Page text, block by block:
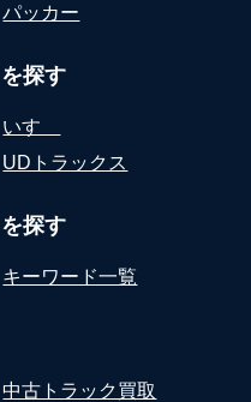
パッカー
探す
いすゞ
UDトラックス
探す
キーワード一覧
中古トラック買取